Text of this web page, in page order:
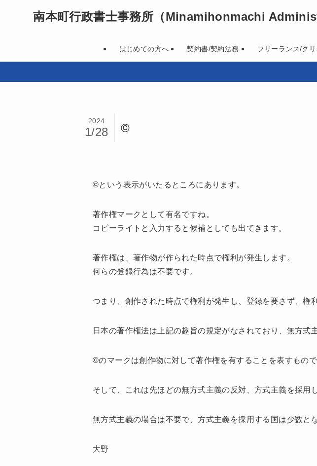
南本町行政書士事務所 （Minamihonmachi
はじめての方へ 契約書/契約法務 フリーランス/ク
©
2024
1/28
©という表示がいたるところにあります。
著作権マークとして有名ですね。
コピーライトと入力すると候補としても出てきます。
著作権は、著作物が作られた時点で権利が発生します。
何らの登録行為は不要です。
つまり、創作された時点で権利が発生し、登録を要さず、権
日本の著作権法は上記の趣旨の規定がなされており、無方式
©のマークは創作物に対して著作権を有することを表すもので
そして、これは先ほどの無方式主義の反対、方式主義を採用
無方式主義の場合は不要で、方式主義を採用する国は少数と
大野